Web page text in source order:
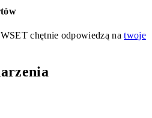
chętnie odpowiedzą natwoje